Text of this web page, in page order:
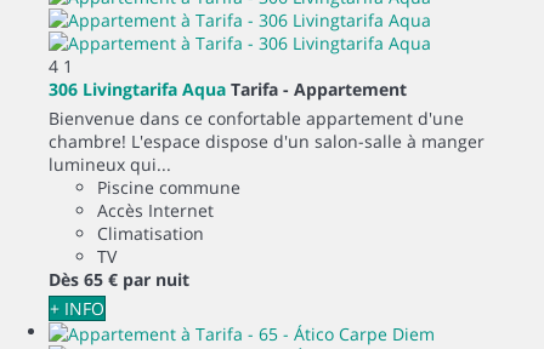
4 1
306 Livingtarifa Aqua Tarifa - Appartement
Bienvenue dans ce confortable appartement d'une
chambre! L'espace dispose d'un salon-salle à manger
lumineux qui...
Piscine commune
Accès Internet
Climatisation
TV
Dès 65 € par nuit
+ INFO